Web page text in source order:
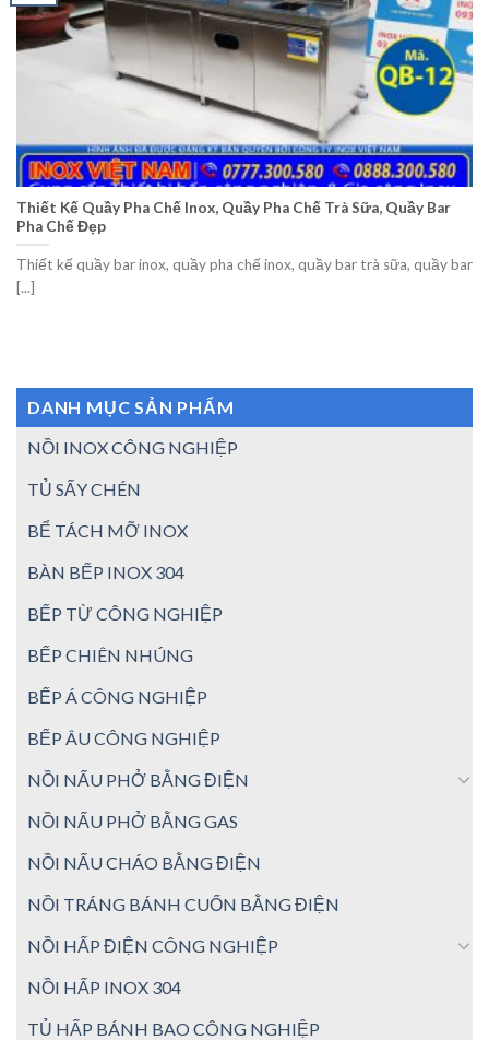
Thiết Kế Quầy Pha Chế Inox, Quầy Pha Chế Trà Sữa, Quầy Bar
Pha Chế Đẹp
Thiết kế quầy bar inox, quầy pha chế inox, quầy bar trà sữa, quầy bar
[...]
DANH MỤC SẢN PHẨM
NỒI INOX CÔNG NGHIỆP
TỦ SẤY CHÉN
BỂ TÁCH MỠ INOX
BÀN BẾP INOX 304
BẾP TỪ CÔNG NGHIỆP
BẾP CHIÊN NHÚNG
BẾP Á CÔNG NGHIỆP
BẾP ÂU CÔNG NGHIỆP
NỒI NẤU PHỞ BẰNG ĐIỆN
NỒI NẤU PHỞ BẰNG GAS
NỒI NẤU CHÁO BẰNG ĐIỆN
NỒI TRÁNG BÁNH CUỐN BẰNG ĐIỆN
NỒI HẤP ĐIỆN CÔNG NGHIỆP
NỒI HẤP INOX 304
TỦ HẤP BÁNH BAO CÔNG NGHIỆP